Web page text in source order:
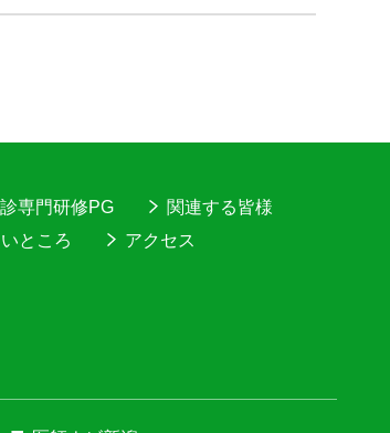
専門研修PG
関連する皆様
ところ
アクセス